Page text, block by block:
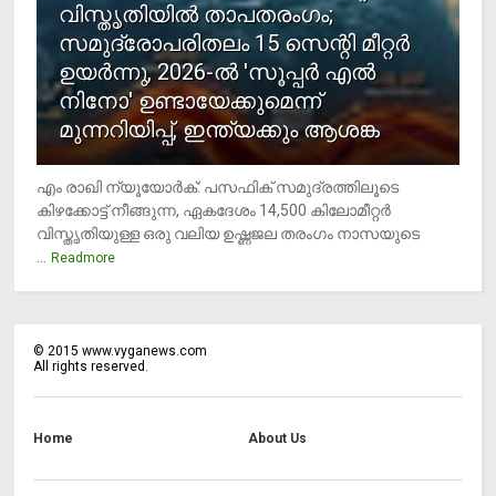
വിസ്തൃതിയില്‍ താപതരംഗം;
സമുദ്രോപരിതലം 15 സെന്റി മീറ്റര്‍
ഉയര്‍ന്നു, 2026-ല്‍ 'സൂപ്പര്‍ എല്‍
നിനോ' ഉണ്ടായേക്കുമെന്ന്
മുന്നറിയിപ്പ്, ഇന്ത്യക്കും ആശങ്ക
എം രാഖി ന്യൂയോര്‍ക്: പസഫിക് സമുദ്രത്തിലൂടെ
കിഴക്കോട്ട് നീങ്ങുന്ന, ഏകദേശം 14,500 കിലോമീറ്റര്‍
വിസ്തൃതിയുള്ള ഒരു വലിയ ഉഷ്ണജല തരംഗം നാസയുടെ
Readmore
©2015 www.vyganews.com
All rights reserved.
Home About Us